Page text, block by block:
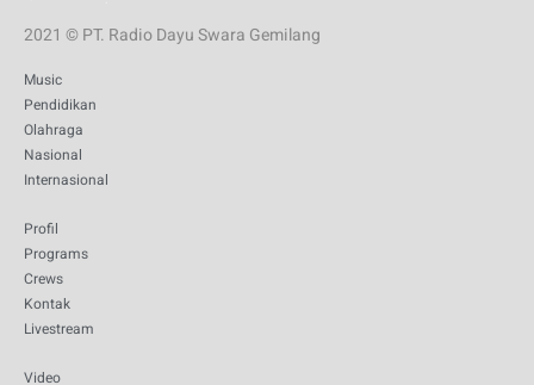
2021 © PT. Radio Dayu Swara Gemilang
Music
Pendidikan
Olahraga
Nasional
Internasional
Profil
Programs
Crews
Kontak
Livestream
Video